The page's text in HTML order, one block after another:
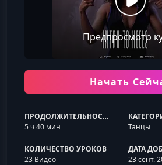
Предпросмотр
Начать
ПРОДОЛЖИТЕЛЬНОСТЬ
5 ч 40 мин
Танцы
КОЛИЧЕСТВО УРОКОВ
23 Видео
ДАТА
23 сент.